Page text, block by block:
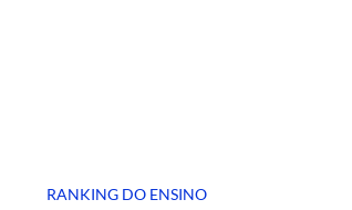
RANKING DO ENSINO